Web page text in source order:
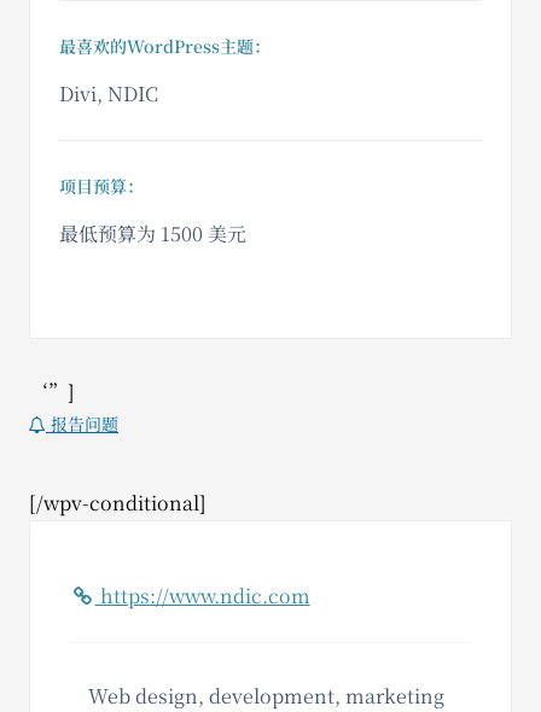
最喜欢的WordPress主题：
Divi, NDIC
项目预算：
最低预算为 1500 美元
‘”]
报告问题
[/wpv-conditional]
https://www.ndic.com
Web design, development, marketing